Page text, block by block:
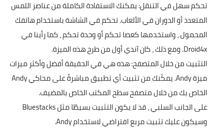
تحكم سهل في التنقل: يمكنك الاستفادة الكاملة من عناصر اللمس
المتعدد أو الدوران في الألعاب. تحكم في الشاشة باستخدام هاتفك
المحمول ، واستخدمها كعصا تحكم أو وحدة تحكم ، كما رأينا في
Droid4x. ومع ذلك ، كان آندي أول من طرح هذه الميزة.
التثبيت من خلال المتصفح: هذه هي في الحقيقة أفضل وأكثر ميزات
ميزة Andy. يمكّنك من تثبيت أي تطبيق مباشرةً على محاكي Andy
الخاص بك من خلال متصفح سطح المكتب الخاص بالمضيف.
على الجانب السلبي ، قد لا يكون التثبيت بسيطًا مثل Bluestacks
وسيكون عليك تثبيت مربع افتراضي لاستخدام Andy.